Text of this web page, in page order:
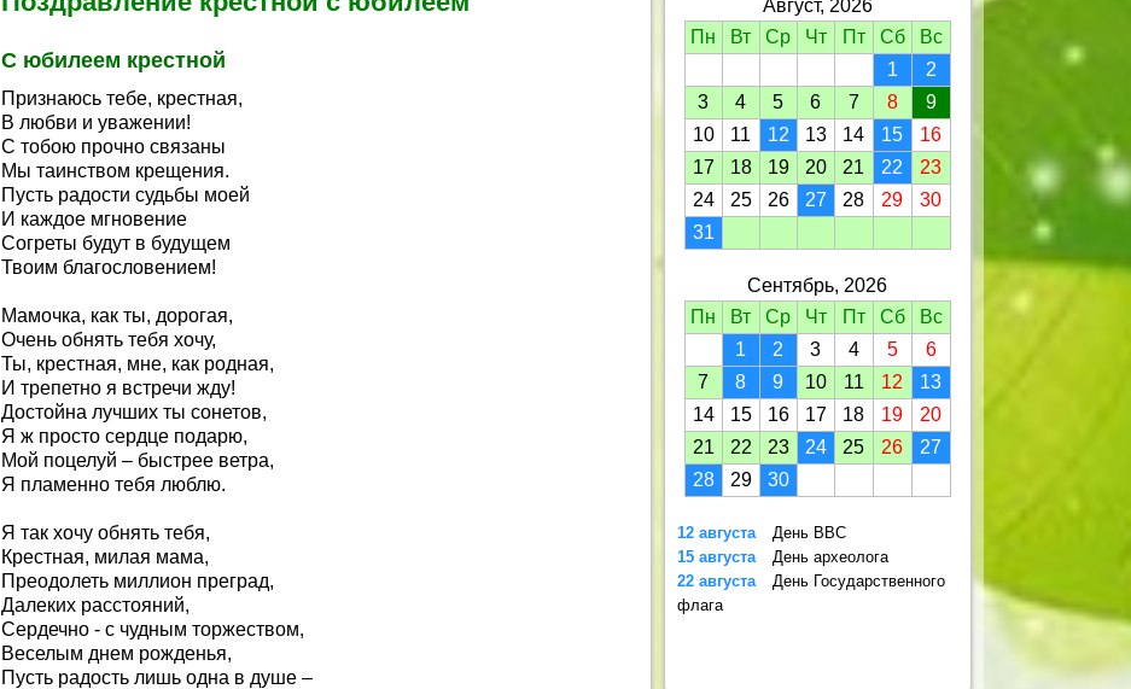
С юбилеем крестной
Признаюсь тебе, крестная,
В любви и уважении!
С тобою прочно связаны
Мы таинством крещения.
Пусть радости судьбы моей
И каждое мгновение
Согреты будут в будущем
Твоим благословением!
Мамочка, как ты, дорогая,
Очень обнять тебя хочу,
Ты, крестная, мне, как родная,
И трепетно я встречи жду!
Достойна лучших ты сонетов,
Я ж просто сердце подарю,
Мой поцелуй – быстрее ветра,
Я пламенно тебя люблю.
Я так хочу обнять тебя,
Крестная, милая мама,
Преодолеть миллион преград,
Далеких расстояний,
Сердечно - с чудным торжеством,
Веселым днем рожденья,
Пусть радость лишь одна в душе –
Август, 2026
Пн
Вт Ср Чт Пт Сб
Вс
1
2
3
4 5 6 7 8
9
10
11 12 13 14 15
16
17
18 19 20 21 22
23
24
25 26 27 28 29
30
31
Сентябрь, 2026
Пн
Вт Ср Чт Пт Сб
Вс
1
2 3 4 5
6
7
8 9 10 11 12
13
14
15 16 17 18 19
20
21
22 23 24 25 26
27
28
29 30
12 августа
День ВВС
15 августа
День археолога
22 августа
День Государственного
флага